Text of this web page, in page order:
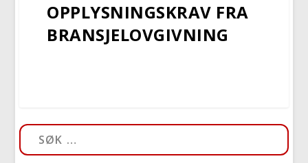
OPPLYSNINGSKRAV FRA
BRANSJELOVGIVNING